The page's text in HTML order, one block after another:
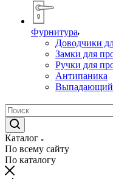
Фурнитура
Доводчики
Замки для
Ручки для
Антипаника
Выпадающий
Каталог
По всему сайту
По каталогу